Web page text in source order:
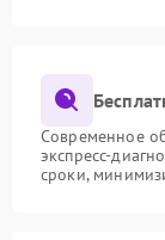
Современное
экспресс-
сроки,